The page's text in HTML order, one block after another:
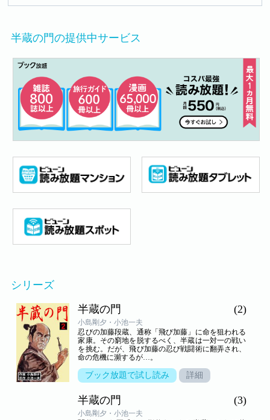
半蔵の門の提供中サービス
シリーズ
半蔵の門
(2)
小島剛夕・小池一夫
忍びの加藤段蔵、通称「飛び加藤」に命を狙われる
家康。その窮地を脱するべく、半蔵は一対一の戦い
を挑む。だが、飛び加藤の忍び戦闘術に翻弄され、
命の危機に瀕するが…。
ブック放題で試し読み 詳細
半蔵の門 (3)
小島剛夕・小池一夫